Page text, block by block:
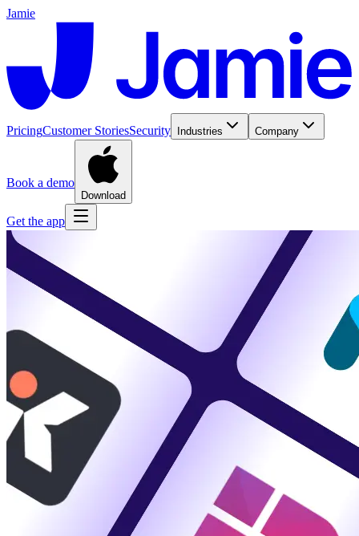
Jamie
PricingCustomer StoriesSecurity Industries Company
Book a demo
Download
Get the app